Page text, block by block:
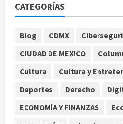
Detienen a
drogas y
agosto 9, 2026
CATEGORÍAS
Blog CDMX
CIUDAD DE MEXICO
Cultura
Cultura y
Deportes
Derecho
ECONOMÍA Y FINANZAS